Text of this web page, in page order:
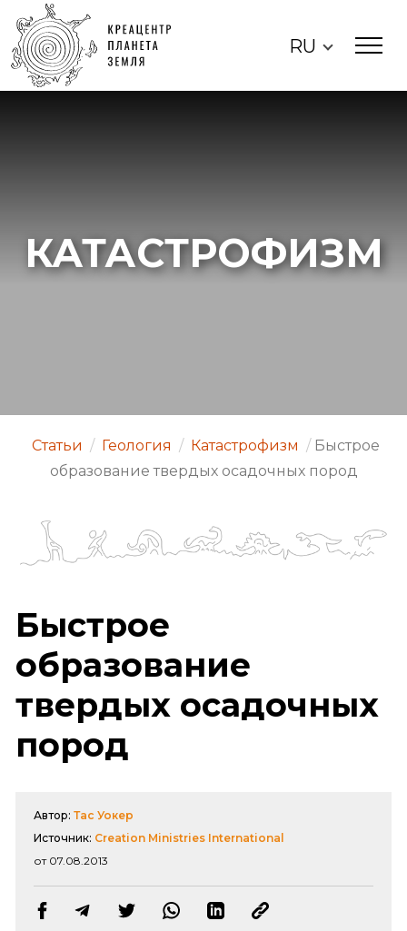
RU
КАТАСТРОФИЗМ
Статьи / Геология / Катастрофизм / Быстрое
образование твердых осадочных пород
Быстрое
образование
твердых осадочных
пород
Автор: Тас Уокер
Источник: Creation Ministries International
от 07.08.2013